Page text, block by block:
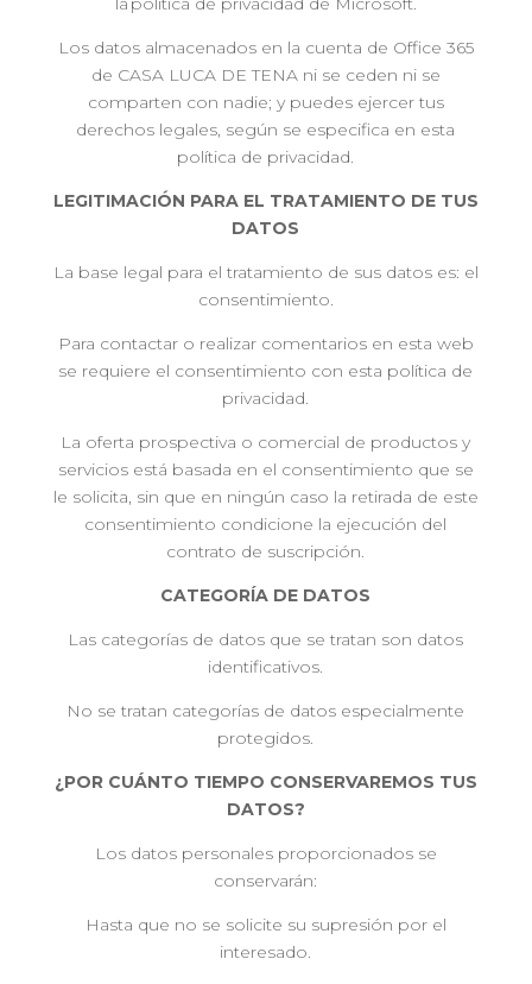
Los datos almacenados en la cuenta de Office 365
de CASA LUCA DE TENA ni se ceden ni se
comparten con nadie; y puedes ejercer tus
derechos legales, según se especifica en esta
política de privacidad.
LEGITIMACIÓN PARA EL TRATAMIENTO DE TUS
DATOS
La base legal para el tratamiento de sus datos es: el
consentimiento.
Para contactar o realizar comentarios en esta web
se requiere el consentimiento con esta política de
privacidad.
La oferta prospectiva o comercial de productos y
servicios está basada en el consentimiento que se
le solicita, sin que en ningún caso la retirada de este
consentimiento condicione la ejecución del
contrato de suscripción.
CATEGORÍA DE DATOS
Las categorías de datos que se tratan son datos
identificativos.
No se tratan categorías de datos especialmente
protegidos.
¿POR CUÁNTO TIEMPO CONSERVAREMOS TUS
DATOS?
Los datos personales proporcionados se
conservarán:
Hasta que no se solicite su supresión por el
interesado.